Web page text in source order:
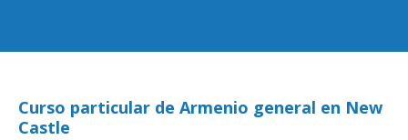
Curso particular de Armenio general en New
Castle